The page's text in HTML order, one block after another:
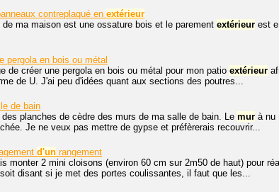
contreplaqué en extérieur
de ma maison est une ossature bois et le parement extérieur est
pergola en bois ou métal
de créer une pergola en bois ou métal pour mon patio extérieur
de U. J'ai peu d'idées quant aux sections des poutres...
de bain
planches de cèdre des murs de ma salle de bain. Le mur à nu
Je ne veux pas mettre de gypse et préfèrerais recouvrir...
d'un rangement
monter 2 mini cloisons (environ 60 cm sur 2m50 de haut) pour
disant si je met des portes coulissantes, il faut que les...